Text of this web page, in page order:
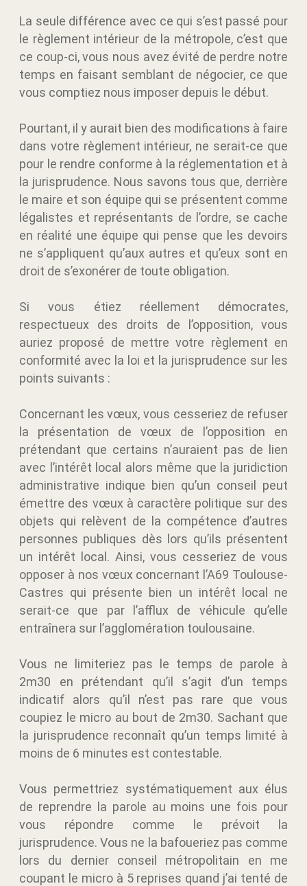
La seule différence avec ce qui s’est passé pour
le règlement intérieur de la métropole, c’est que
ce coup-ci, vous nous avez évité de perdre notre
temps en faisant semblant de négocier, ce que
vous comptiez nous imposer depuis le début.
Pourtant, il y aurait bien des modifications à faire
dans votre règlement intérieur, ne serait-ce que
pour le rendre conforme à la réglementation et à
la jurisprudence. Nous savons tous que, derrière
le maire et son équipe qui se présentent comme
légalistes et représentants de l’ordre, se cache
en réalité une équipe qui pense que les devoirs
ne s’appliquent qu’aux autres et qu’eux sont en
droit de s’exonérer de toute obligation.
Si vous étiez réellement démocrates,
respectueux des droits de l’opposition, vous
auriez proposé de mettre votre règlement en
conformité avec la loi et la jurisprudence sur les
points suivants :
Concernant les vœux, vous cesseriez de refuser
la présentation de vœux de l’opposition en
prétendant que certains n’auraient pas de lien
avec l’intérêt local alors même que la juridiction
administrative indique bien qu’un conseil peut
émettre des vœux à caractère politique sur des
objets qui relèvent de la compétence d’autres
personnes publiques dès lors qu’ils présentent
un intérêt local. Ainsi, vous cesseriez de vous
opposer à nos vœux concernant l’A69 Toulouse-
Castres qui présente bien un intérêt local ne
serait-ce que par l’afflux de véhicule qu’elle
entraînera sur l’agglomération toulousaine.
Vous ne limiteriez pas le temps de parole à
2m30 en prétendant qu’il s’agit d’un temps
indicatif alors qu’il n’est pas rare que vous
coupiez le micro au bout de 2m30. Sachant que
la jurisprudence reconnaît qu’un temps limité à
moins de 6 minutes est contestable.
Vous permettriez systématiquement aux élus
de reprendre la parole au moins une fois pour
vous répondre comme le prévoit la
jurisprudence. Vous ne la bafoueriez pas comme
lors du dernier conseil métropolitain en me
coupant le micro à 5 reprises quand j’ai tenté de